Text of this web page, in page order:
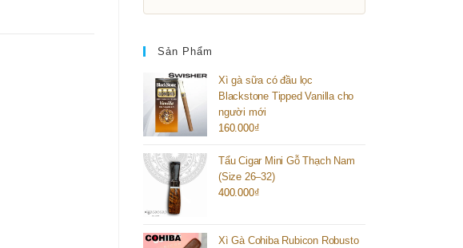
Sản Phẩm
Xì gà sữa có đầu lọc
Blackstone Tipped Vanilla cho
người mới
160.000₫
Tẩu Cigar Mini Gỗ Thạch Nam
(Size 26–32)
400.000₫
Xì Gà Cohiba Rubicon Robusto